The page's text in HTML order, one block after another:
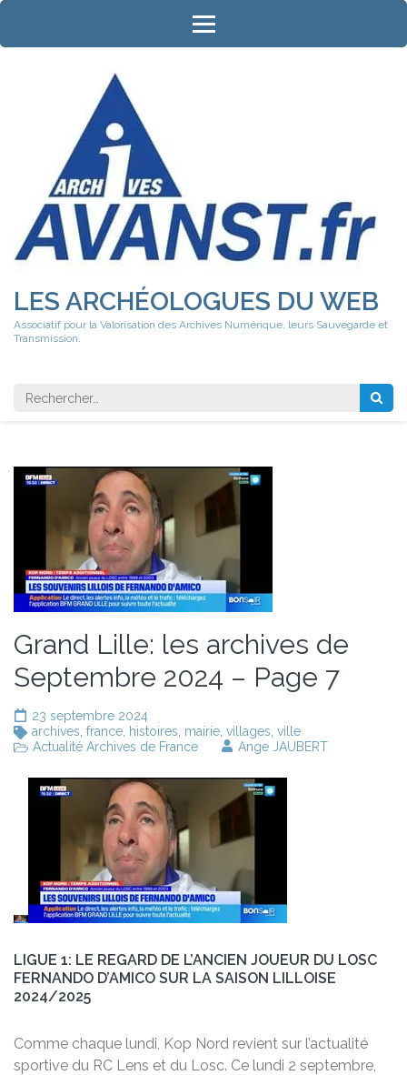
Aller
contenu
LES ARCHÉOLOGUES DU WEB
Associatif pour la Valorisation des Archives Numérique, leurs Sauvegarde et
Transmission.
Rechercher
Grand Lille: les archives de
Septembre 2024 – Page 7
23 septembre 2024
archives france histoires mairie villages ville
Actualité Archives de France
Ange JAUBERT
LIGUE 1: LE REGARD DE L’ANCIEN JOUEUR DU LOSC
FERNANDO D’AMICO SUR LA SAISON LILLOISE
2024/2025
Comme chaque lundi, Kop Nord revient sur l’actualité
sportive du RC Lens et du Losc. Ce lundi 2 septembre,